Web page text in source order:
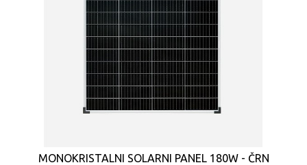
MONOKRISTALNI SOLARNI PANEL 180W - ČRN